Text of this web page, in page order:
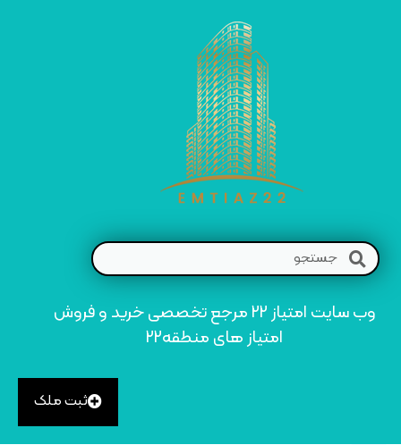
وب سایت امتیاز 22 مرجع تخصصی خرید و فروش
امتیاز های منطقه22
ثبت ملک